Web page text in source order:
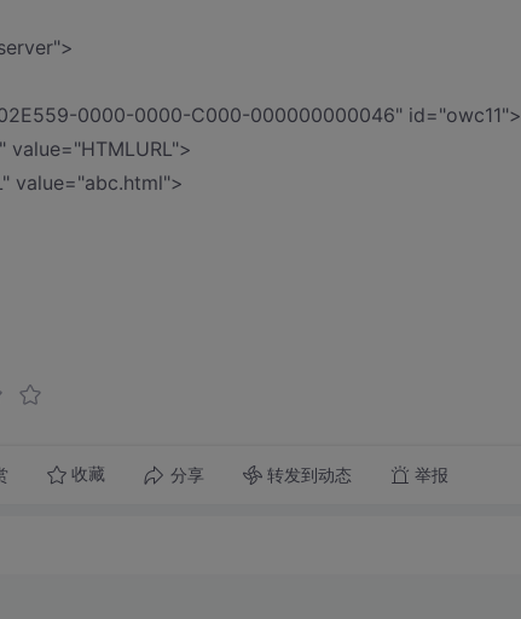
0000-0000-C000-000000000046" id="owc11">
value="HTMLURL">
value="abc.html">
收藏 分享 转发到动态 举报